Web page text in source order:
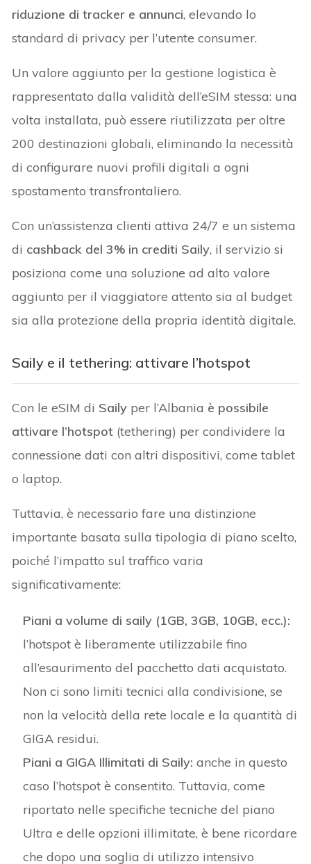
riduzione di tracker e annunci, elevando lo
standard di privacy per l’utente consumer.
Un valore aggiunto per la gestione logistica è
rappresentato dalla validità dell’eSIM stessa: una
volta installata, può essere riutilizzata per oltre
200 destinazioni globali, eliminando la necessità
di configurare nuovi profili digitali a ogni
spostamento transfrontaliero.
Con un’assistenza clienti attiva 24/7 e un sistema
di cashback del 3% in crediti Saily, il servizio si
posiziona come una soluzione ad alto valore
aggiunto per il viaggiatore attento sia al budget
sia alla protezione della propria identità digitale.
Saily e il tethering: attivare l’hotspot
Con le eSIM di Saily per l’Albania è possibile
attivare l’hotspot (tethering) per condividere la
connessione dati con altri dispositivi, come tablet
o laptop.
Tuttavia, è necessario fare una distinzione
importante basata sulla tipologia di piano scelto,
poiché l’impatto sul traffico varia
significativamente:
Piani a volume di saily (1GB, 3GB, 10GB, ecc.):
l’hotspot è liberamente utilizzabile fino
all’esaurimento del pacchetto dati acquistato.
Non ci sono limiti tecnici alla condivisione, se
non la velocità della rete locale e la quantità di
GIGA residui.
Piani a GIGA Illimitati di Saily: anche in questo
caso l’hotspot è consentito. Tuttavia, come
riportato nelle specifiche tecniche del piano
Ultra e delle opzioni illimitate, è bene ricordare
che dopo una soglia di utilizzo intensivo